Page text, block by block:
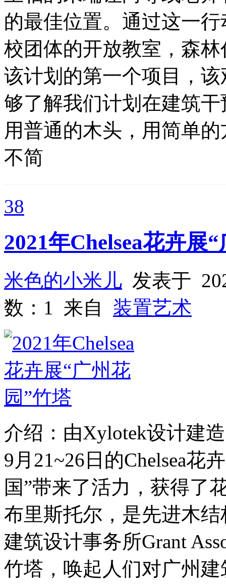
的最佳位置。通过这一
校团体的开放教室，森
该计划的第一个项目，
够了解我们计划在建筑
用普通的木头，用简单
不简
38
2021年Chelsea花卉展
米色的小米儿 发表于
数：1 来自 装置艺术
介绍：由Xylotek设计建
9月21~26日的Chelsea花
国”带来了活力，获得了
布里斯托尔，是先进木
建筑设计事务所Grant
竹塔，唤起人们对广州